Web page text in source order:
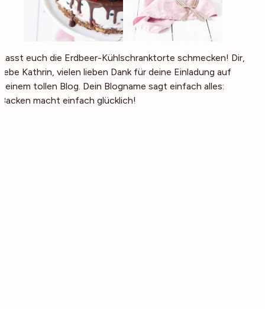
Lasst euch die Erdbeer-Kühlschranktorte schmecken! Dir,
liebe Kathrin, vielen lieben Dank für deine Einladung auf
deinem tollen Blog. Dein Blogname sagt einfach alles:
Backen macht einfach glücklich!